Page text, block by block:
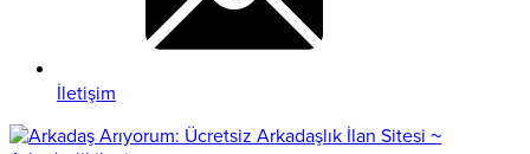
İletişim